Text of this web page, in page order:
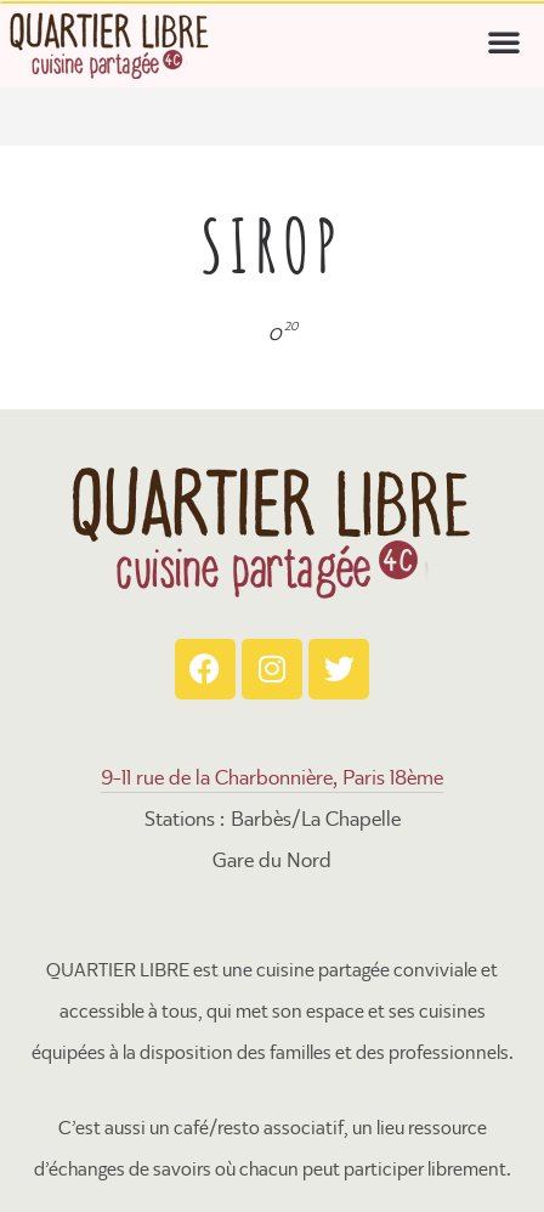
SIROP
O 20
9-11 rue de la Charbonnière, Paris 18ème
Stations : Barbès/La Chapelle
Gare du Nord
QUARTIER LIBRE est une cuisine partagée conviviale et
accessible à tous, qui met son espace et ses cuisines
équipées à la disposition des familles et des professionnels.
C’est aussi un café/resto associatif, un lieu ressource
d’échanges de savoirs où chacun peut participer librement.